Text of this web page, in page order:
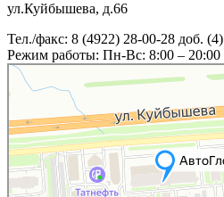
ул.Куйбышева, д.66
Тел./факс: 8 (4922) 28-00-28 доб. (4)
Режим работы: Пн-Вс: 8:00 – 20:00